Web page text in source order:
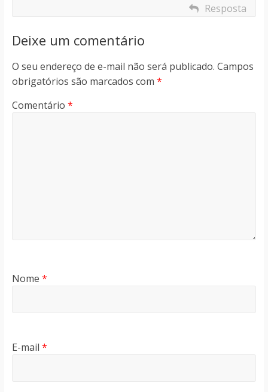
Resposta
Deixe um comentário
O seu endereço de e-mail não será publicado. Campos
obrigatórios são marcados com *
Comentário *
Nome *
E-mail *